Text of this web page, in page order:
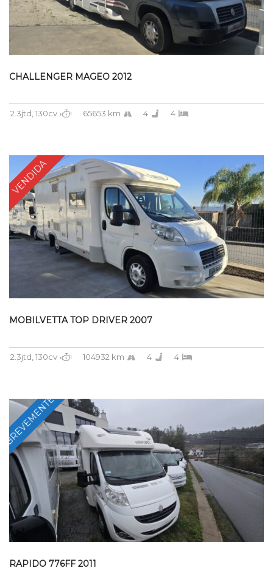
CHALLENGER MAGEO 2012
2.3jtd, 130cv 65653 km 4 4
VENDIDA
MOBILVETTA TOP DRIVER 2007
2.3jtd, 130cv 104932 km 4 4
BREVEMENTE
RAPIDO 776FF 2011